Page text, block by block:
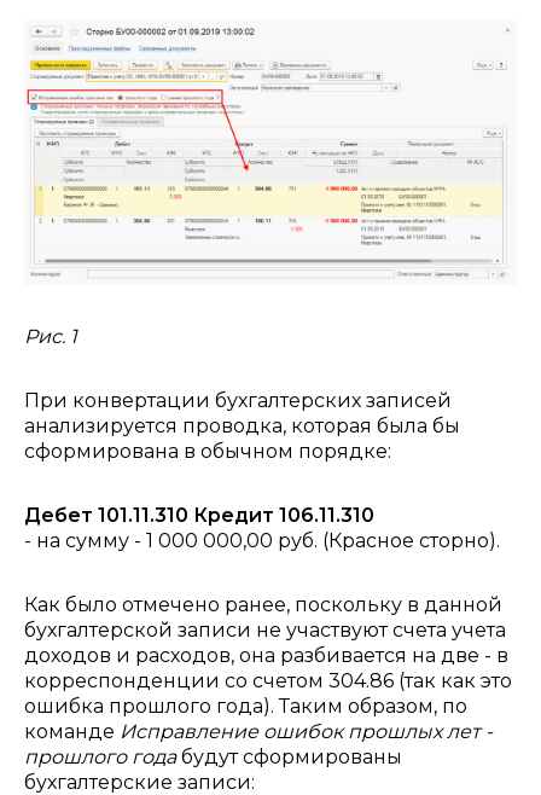
Рис. 1
При конвертации бухгалтерских записей
анализируется проводка, которая была бы
сформирована в обычном порядке:
Дебет 101.11.310 Кредит 106.11.310
- на сумму - 1 000 000,00 руб. (Красное сторно).
Как было отмечено ранее, поскольку в данной
бухгалтерской записи не участвуют счета учета
доходов и расходов, она разбивается на две - в
корреспонденции со счетом 304.86 (так как это
ошибка прошлого года). Таким образом, по
команде Исправление ошибок прошлых лет -
прошлого годабудут сформированы
бухгалтерские записи: